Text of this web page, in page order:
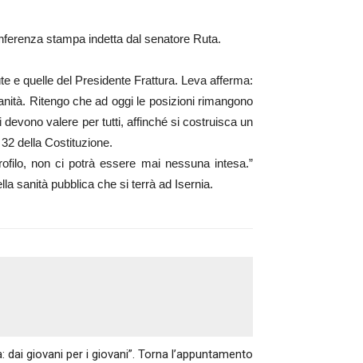
stampa indetta dal senatore Ruta.
e quelle del Presidente Frattura. Leva afferma:
Ritengo che ad oggi le posizioni rimangono
valere per tutti, affinché si costruisca un
della Costituzione.
non ci potrà essere mai nessuna intesa.”
sanità pubblica che si terrà ad Isernia.
dai giovani per i giovani”. Torna l’appuntamento